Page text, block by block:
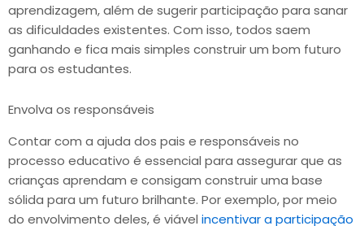
aprendizagem, além de sugerir participação para sanar
as dificuldades existentes. Com isso, todos saem
ganhando e fica mais simples construir um bom futuro
para os estudantes.
Envolva os responsáveis
Contar com a ajuda dos pais e responsáveis no
processo educativo é essencial para assegurar que as
crianças aprendam e consigam construir uma base
sólida para um futuro brilhante. Por exemplo, por meio
do envolvimento deles, é viável incentivar a participação